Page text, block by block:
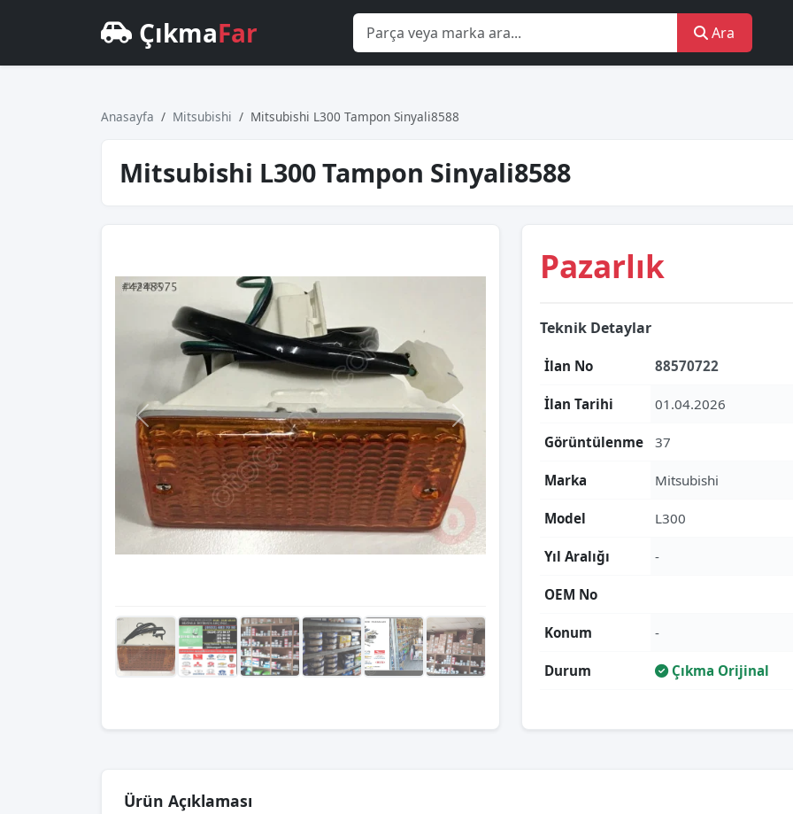
ÇıkmaFar Ara
Anasayfa Mitsubishi Mitsubishi L300 Tampon Sinyali8588
Mitsubishi L300 Tampon Sinyali8588
Pazarlık
Teknik Detaylar
İlan No 88570722
İlan Tarihi 01.04.2026
Görüntülenme 37
Marka Mitsubishi
Model L300
Yıl Aralığı -
OEM No
Konum -
Durum Çıkma Orijinal
Ürün Açıklaması